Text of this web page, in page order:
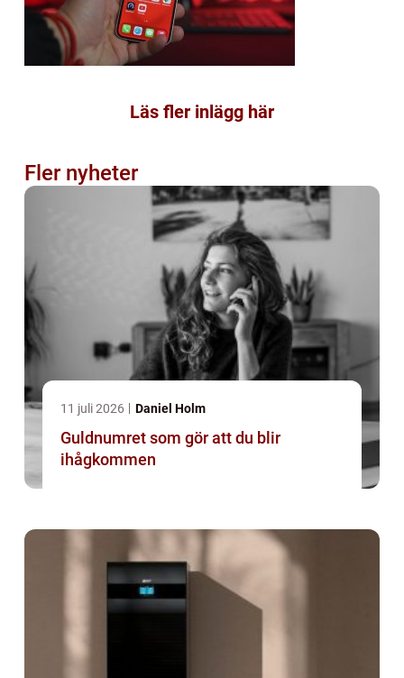
Läs fler inlägg här
Fler nyheter
11 juli 2026 Daniel Holm
Guldnumret som gör att du blir
ihågkommen